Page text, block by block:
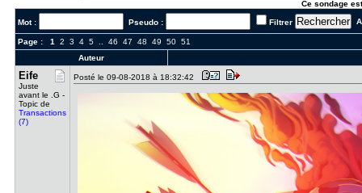
Ce sondage
Mot : Pseudo : Filtrer
Page : 1 2 3 4 5.. 46 47 48 49 50 51
Auteur
Eife
Juste
avant le .G -
Topic de
Transactions
(7)
Posté le 09-08-2018 à 18:32:42